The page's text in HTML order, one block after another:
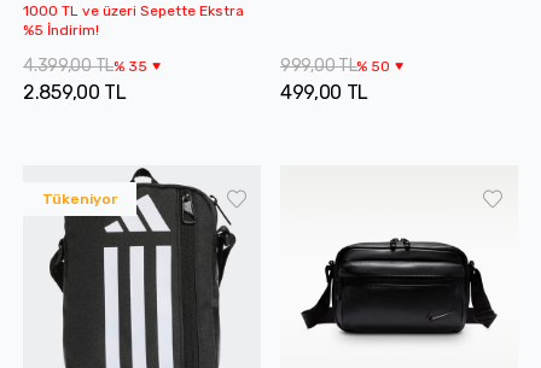
1000 TL ve üzeri Sepette Ekstra
%5 İndirim!
4.399,00 TL% 35
2.859,00 TL
999,00 TL% 50
499,00 TL
Tükeniyor